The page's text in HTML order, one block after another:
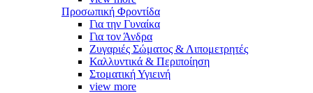
Προσωπική Φροντίδα
Για την Γυναίκα
Για τον Άνδρα
Ζυγαριές Σώματος & Λιπομετρητές
Καλλυντικά & Περιποίηση
Στοματική Υγιεινή
view more